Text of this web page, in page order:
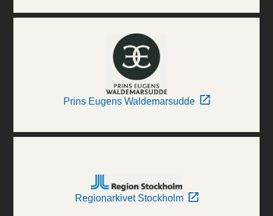
Prins Eugens Waldemarsudde
Regionarkivet Stockholm